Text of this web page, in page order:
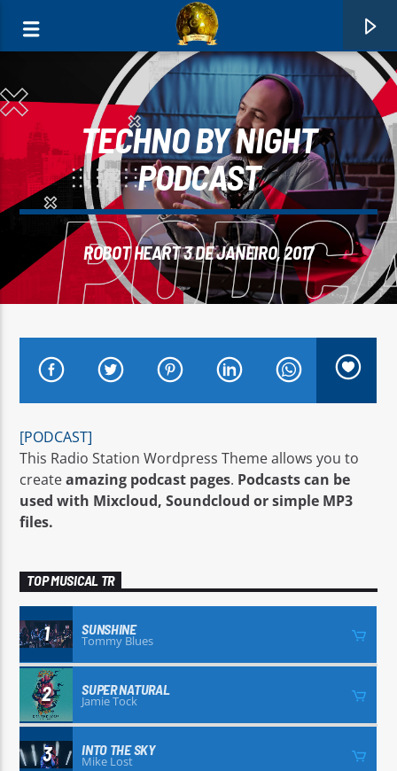
0:00
PEREIRA
JOSE
PROG AUTO DJ 24H
TECHNO BY NIGHT
PODCAST
ROBOT HEART 3 DE JANEIRO, 2017
[PODCAST]
This Radio Station Wordpress Theme allows you to
createamazing podcast pages. Podcasts can be
used with Mixcloud, Soundcloud or simple MP3
files.
TOP MUSICAL TR
1 SUNSHINE
Tommy Blues
2 SUPER NATURAL
Jamie Tock
3 INTO THE SKY
Mike Lost